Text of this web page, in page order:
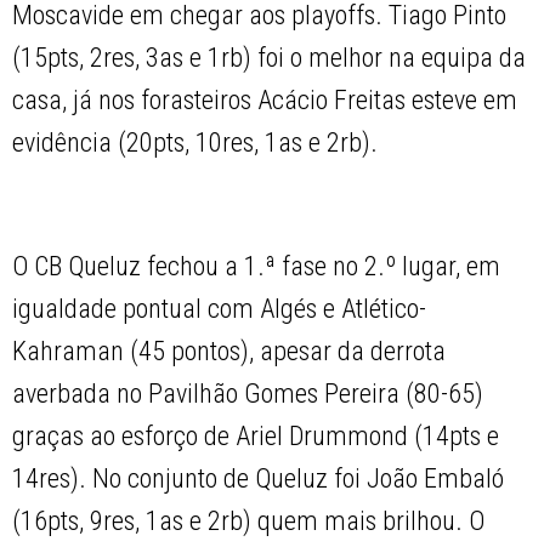
Moscavide em chegar aos playoffs. Tiago Pinto
(15pts, 2res, 3as e 1rb) foi o melhor na equipa da
casa, já nos forasteiros Acácio Freitas esteve em
evidência (20pts, 10res, 1as e 2rb).
O CB Queluz fechou a 1.ª fase no 2.º lugar, em
igualdade pontual com Algés e Atlético-
Kahraman (45 pontos), apesar da derrota
averbada no Pavilhão Gomes Pereira (80-65)
graças ao esforço de Ariel Drummond (14pts e
14res). No conjunto de Queluz foi João Embaló
(16pts, 9res, 1as e 2rb) quem mais brilhou. O